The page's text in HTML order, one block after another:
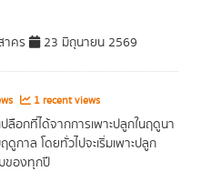
าคร 23 มิถุนายน 2569
1 recent views
อกที่ได้จากการเพาะปลูกในฤดูนา
าล โดยทั่วไปจะเริ่มเพาะปลูก
ของทุกปี